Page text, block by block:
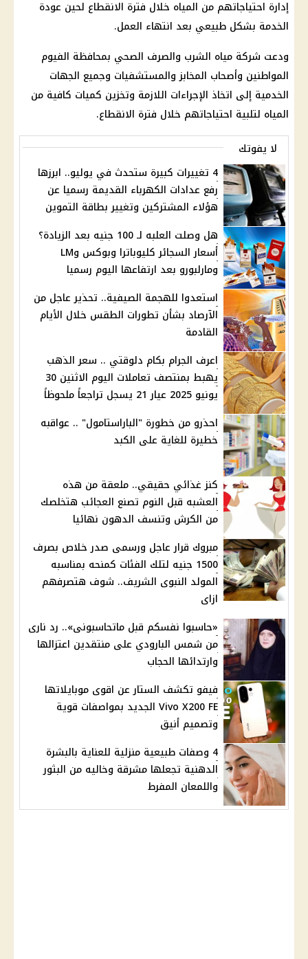
إدارة احتياجاتهم من المياه خلال فترة الانقطاع لحين عودة
الخدمة بشكل طبيعي بعد انتهاء العمل.
ودعت شركة مياه الشرب والصرف الصحي بمحافظة الفيوم
المواطنين وأصحاب المخابز والمستشفيات وجميع الجهات
الخدمية إلى اتخاذ الإجراءات اللازمة وتخزين كميات كافية من
المياه لتلبية احتياجاتهم خلال فترة الانقطاع.
لا يفوتك
4 تغييرات كبيرة ستحدث في يوليو.. ابرزها
رفع عدادات الكهرباء القديمة رسميا عن
هؤلاء المشتركين وتغيير بطاقة التموين
هل وصلت العلبه لـ 100 جنيه بعد الزيادة؟
أسعار السجائر كليوباترا وبوكس وLM
ومارلبورو بعد ارتفاعها اليوم رسميا
استعدوا للهجمة الصيفية.. تحذير عاجل من
الآرصاد بشأن تطورات الطقس خلال الأيام
القادمة
اعرف الجرام بكام دلوقتي .. سعر الذهب
يهبط بمنتصف تعاملات اليوم الاثنين 30
يونيو 2025 عيار 21 يسجل تراجعاً ملحوظاً
احذرو من خطورة "الباراستامول" .. عواقبه
خطيرة للغاية على الكبد
كنز غذائي حقيقي.. ملعقة من هذه
العشبه قبل النوم تصنع العجائب هتخلصك
من الكرش وتنسف الدهون نهائيا
مبروك قرار عاجل ورسمى صدر خلاص بصرف
1500 جنيه لتلك الفئات كمنحه بمناسبه
المولد النبوى الشريف.. شوف هتصرفهم
ازاى
«حاسبوا نفسكم قبل ماتحاسبونى».. رد نارى
من شمس البارودي على منتقدين اعتزالها
وارتدائها الحجاب
فيفو تكشف الستار عن اقوى موبايلاتها
Vivo X200 FE الجديد بمواصفات قوية
وتصميم أنيق
4 وصفات طبيعية منزلية للعناية بالبشرة
الدهنية تجعلها مشرقة وخاليه من البثور
واللمعان المفرط